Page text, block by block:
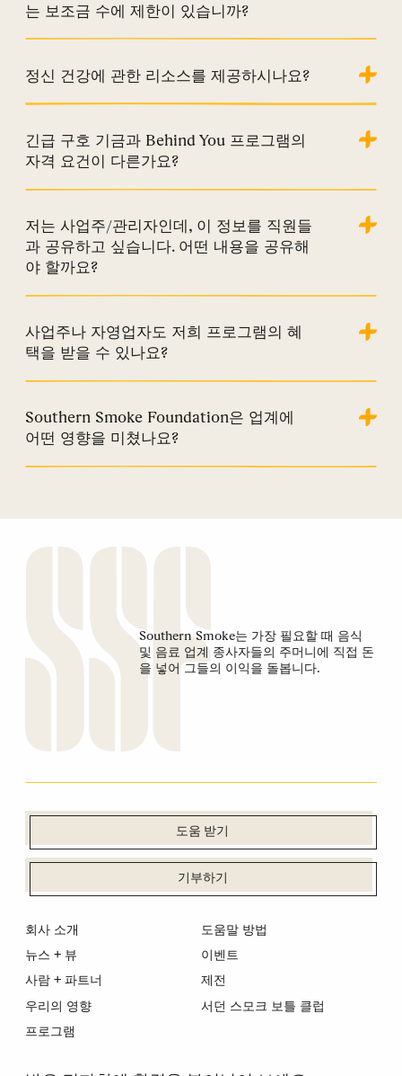
는 보조금 수에 제한이 있습니까?
정신 건강에 관한 리소스를 제공하시나요?
긴급 구호 기금과 Behind You 프로그램의
자격 요건이 다른가요?
저는 사업주/관리자인데, 이 정보를 직원들
과 공유하고 싶습니다. 어떤 내용을 공유해
야 할까요?
사업주나 자영업자도 저희 프로그램의 혜
택을 받을 수 있나요?
Southern Smoke Foundation은 업계에
어떤 영향을 미쳤나요?
Southern Smoke는 가장 필요할 때 음식
및 음료 업계 종사자들의 주머니에 직접 돈
을 넣어 그들의 이익을 돌봅니다.
도움 받기
기부하기
회사 소개
뉴스 + 뷰
사람 + 파트너
우리의 영향
프로그램
도움말 방법
이벤트
제전
서던 스모크 보틀 클럽